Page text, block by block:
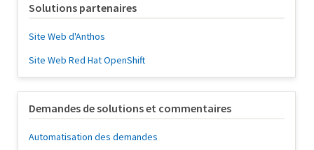
Solutions partenaires
Site Web d'Anthos
Site Web Red Hat OpenShift
Demandes de solutions et commentaires
Automatisation des demandes